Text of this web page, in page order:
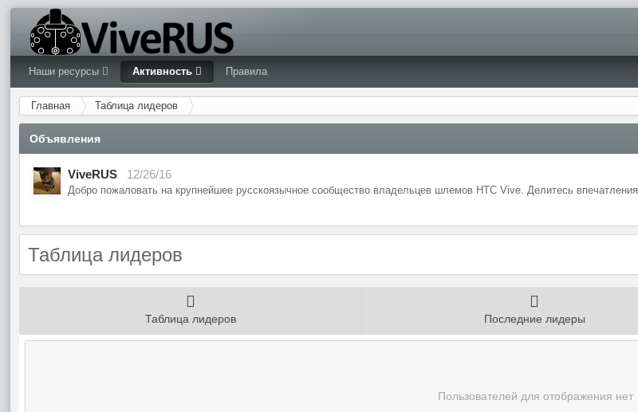
Наши ресурсы Активность Правила
Главная Таблица лидеров
Объявления
ViveRUS 12/26/16
Добро пожаловать на крупнейшее русскоязычное сообщество владельцев шлемов HTC Vive. Делитесь
Таблица лидеров
Таблица лидеров Последние лидеры
Пользователей для отображения нет